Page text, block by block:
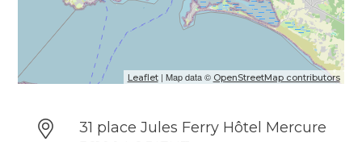
Leaflet| Map data © OpenStreetMap contributors
31 place Jules Ferry Hôtel Mercure